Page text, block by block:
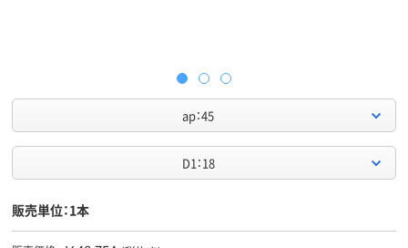
ap：45
D1：18
販売単位：1本